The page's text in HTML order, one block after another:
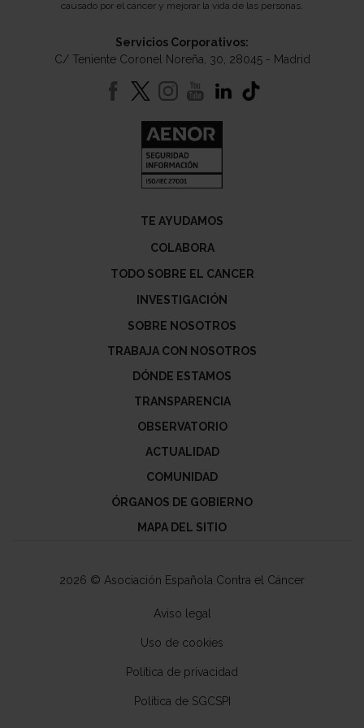
causado por el cáncer y mejorar la vida de las personas.
Servicios Corporativos:
C/ Teniente Coronel Noreña, 30, 28045 - Madrid
TE AYUDAMOS
COLABORA
TODO SOBRE EL CANCER
INVESTIGACIÓN
SOBRE NOSOTROS
TRABAJA CON NOSOTROS
DÓNDE ESTAMOS
TRANSPARENCIA
OBSERVATORIO
ACTUALIDAD
COMUNIDAD
ÓRGANOS DE GOBIERNO
MAPA DEL SITIO
2026 © Asociación Española Contra el Cáncer
Aviso legal
Uso de cookies
Política de privacidad
Política de SGCSPI